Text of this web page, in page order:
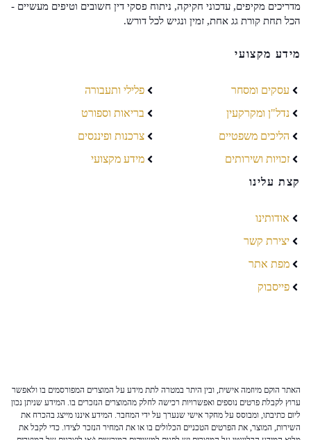
מדריכים מקיפים, עדכוני חקיקה, ניתוח פסקי דין חשובים וטיפים מעשיים -
הכל תחת קורת גג אחת, זמין ונגיש לכל דורש.
מידע מקצועי
עסקים ומסחר
נדל"ן ומקרקעין
הליכים משפטיים
זכויות ושירותים
פלילי ותעבורה
בריאות וספורט
צרכנות ופיננסים
מידע מקצועי
קצת עלינו
אודותינו
יצירת קשר
מפת אתר
פייסבוק
האתר הוקם מיוזמה אישית, ובין היתר במטרה לתת מידע על המוצרים המפורסמים בו ולאפשר
ערוץ לקבלת פרטים נוספים ואפשרויות רכישה לחלק מהמוצרים הנזכרים בו. המידע שניתן נכון
ליום כתיבתו, ומבוסס על מחקר אישי שנערך על ידי המחבר. המידע איננו מייצג בהכרח את
השירות, המוצר, את הפרטים הטכניים הכלולים בו או את המחיר הנזכר לצידו. כדי לקבל את